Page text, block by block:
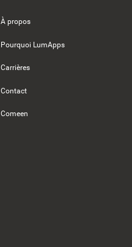
À propos
Pourquoi LumApps
Carrières
Contact
Comeen